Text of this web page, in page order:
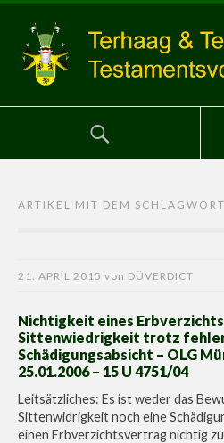
ARTIKEL MIT DEM SCHLAGWORT
21. APRIL 2015 von DÜVERDICT
Nichtigkeit eines
Sittenwiedrigkeit trotz
Schädigungsabsicht – OLG
25.01.2006 – 15 U 4751/04
Leitsätzliches: Es ist weder das
Sittenwidrigkeit noch eine
einen Erbverzichtsvertrag nichtig zu